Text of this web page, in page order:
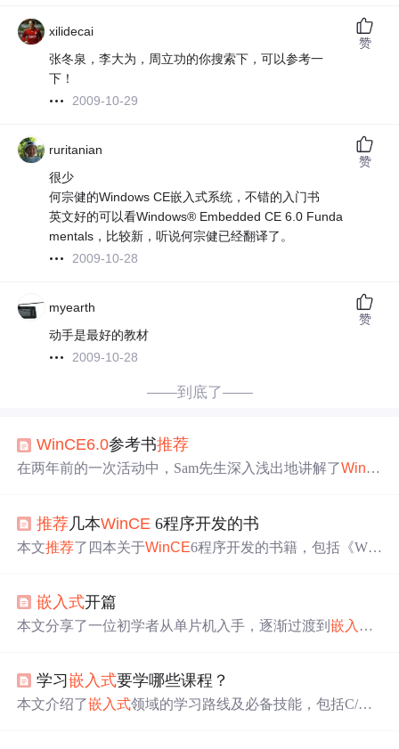
xilidecai
张冬泉，李大为，周立功的你搜索下，可以参考一
下！
2009-10-29
赞
ruritanian
很少
何宗健的Windows CE嵌入式系统，不错的入门书
英文好的可以看Windows® Embedded CE 6.0 Funda
mentals，比较新，听说何宗健已经翻译了。
2009-10-28
赞
myearth
动手是最好的教材
2009-10-28
赞
——到底了——
WinCE6.0参考书推荐
在两年前的一次活动中，Sam先生深入浅出地讲解了WinC
n项目预计今年发布，值得期待。
推荐 几本WinCE 6程序开发的书
本文推荐了四本关于WinCE6程序开发的书籍，包括《Win
《WindowsCE嵌入式
现)》。这些书籍覆盖了从基础知识到高级编程技巧的内
嵌入式开篇
本文分享了一位初学者从单片机入手，逐渐过渡到嵌入式
资源。
学习嵌入式要学哪些课程？
本文介绍了嵌入式领域的学习路线及必备技能，包括C/C+